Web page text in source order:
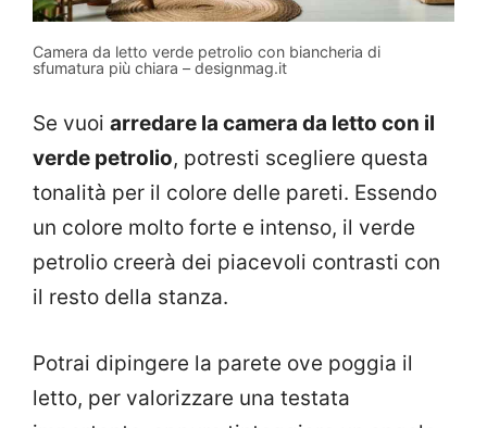
Camera da letto verde petrolio con biancheria di
sfumatura più chiara – designmag.it
Se vuoi arredare la camera da letto con il
verde petrolio, potresti scegliere questa
tonalità per il colore delle pareti. Essendo
un colore molto forte e intenso, il verde
petrolio creerà dei piacevoli contrasti con
il resto della stanza.
Potrai dipingere la parete ove poggia il
letto, per valorizzare una testata